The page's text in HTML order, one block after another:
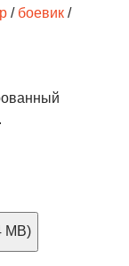
/ боевик /
MB)